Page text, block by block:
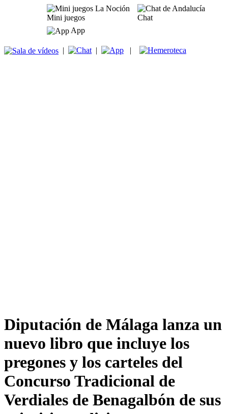
Mini juegos
Chat
App
| | |
Diputación de Málaga lanza un
nuevo libro que incluye los
pregones y los carteles del
Concurso Tradicional de
Verdiales de Benagalbón de sus